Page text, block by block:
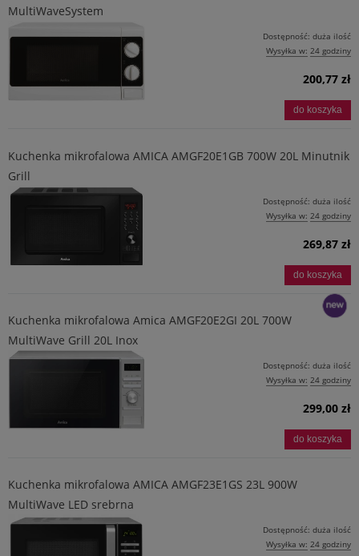
MultiWaveSystem
Dostępność: duża ilość
Wysyłka w: 24 godziny
200,77 zł
do koszyka
Kuchenka mikrofalowa AMICA AMGF20E1GB 700W 20L Minutnik
Grill
Dostępność: duża ilość
Wysyłka w: 24 godziny
269,87 zł
do koszyka
Kuchenka mikrofalowa Amica AMGF20E2GI 20L 700W
MultiWave Grill 20L Inox
Dostępność: duża ilość
Wysyłka w: 24 godziny
299,00 zł
do koszyka
Kuchenka mikrofalowa AMICA AMGF23E1GS 23L 900W
MultiWave LED srebrna
Dostępność: duża ilość
Wysyłka w: 24 godziny